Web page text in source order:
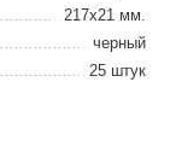
217х21 мм.
черный
25 штук